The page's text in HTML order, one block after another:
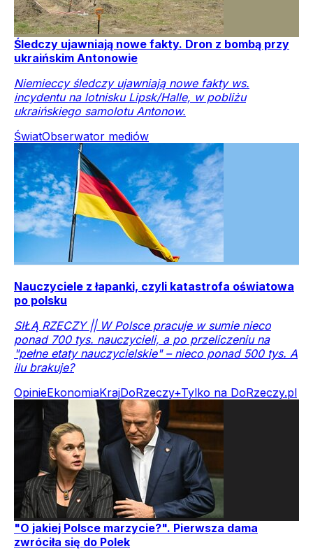
Śledczy ujawniają nowe fakty. Dron z bombą przy
ukraińskim Antonowie
Niemieccy śledczy ujawniają nowe fakty ws.
incydentu na lotnisku Lipsk/Halle, w pobliżu
ukraińskiego samolotu Antonow.
ŚwiatObserwator mediów
Nauczyciele z łapanki, czyli katastrofa oświatowa
po polsku
SIŁĄ RZECZY || W Polsce pracuje w sumie nieco
ponad 700 tys. nauczycieli, a po przeliczeniu na
"pełne etaty nauczycielskie" – nieco ponad 500 tys. A
ilu brakuje?
OpinieEkonomiaKrajDoRzeczy+Tylko na DoRzeczy.pl
"O jakiej Polsce marzycie?". Pierwsza dama
zwróciła się do Polek